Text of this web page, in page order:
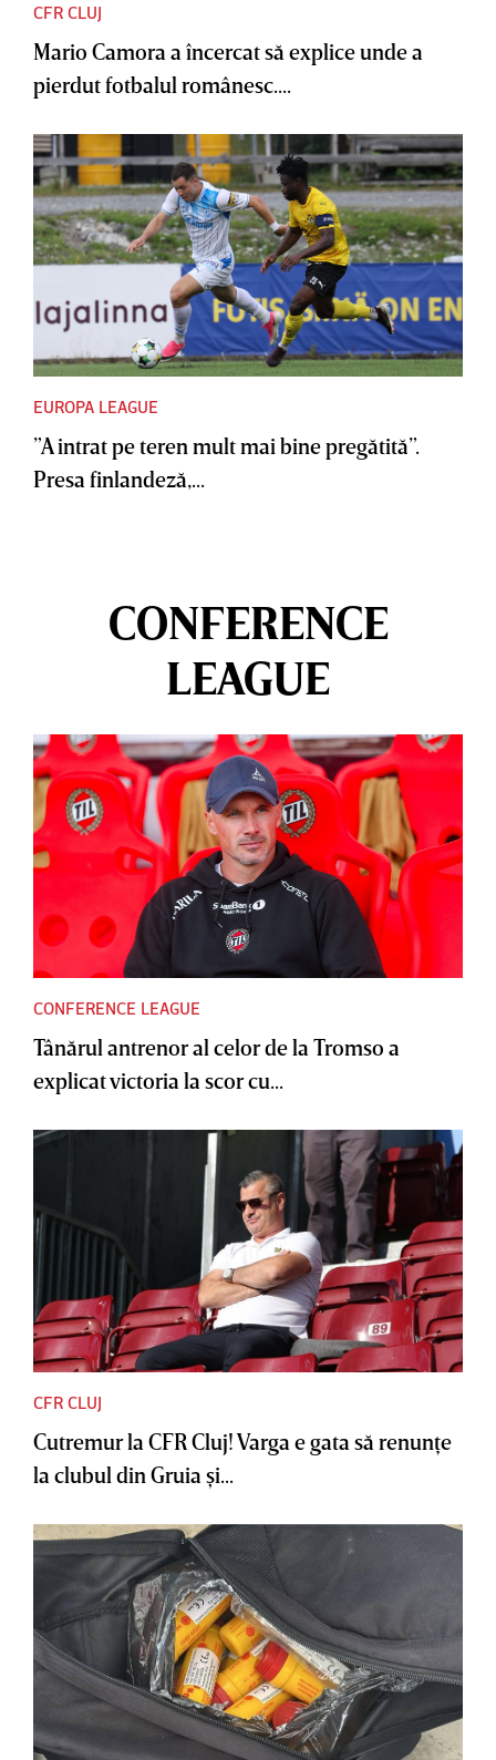
CFR CLUJ
Mario Camora a încercat să explice unde a
pierdut fotbalul românesc....
EUROPA LEAGUE
”A intrat pe teren mult mai bine pregătită”.
Presa finlandeză,...
CONFERENCE
LEAGUE
CONFERENCE LEAGUE
Tânărul antrenor al celor de la Tromso a
explicat victoria la scor cu...
CFR CLUJ
Cutremur la CFR Cluj! Varga e gata să renunţe
la clubul din Gruia şi...